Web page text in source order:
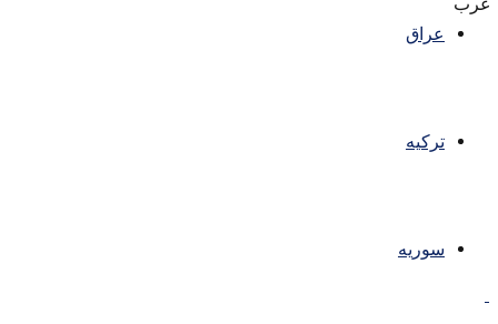
عراق
ترکیه
سوریه